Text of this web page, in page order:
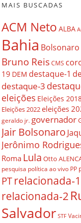
MAIS BUSCADAS
ACM Neto ALBA
Bahia Bolsonaro
Bruno ReisCMS
19 DEM destaque-1
destaque-3
eleições Eleições
Eleições 2022eleições
geraldo jr. governador
Jair Bolsonaro
Jerônimo
Roma Lula Otto
pesquisa política ao vivo PP
PTrelacionada-1
relacionada-2
Salvador STF